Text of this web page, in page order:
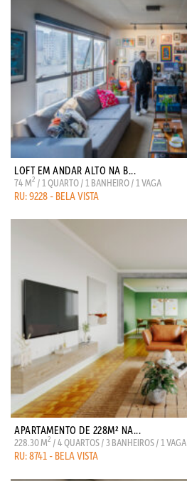
LOFT EM ANDAR ALTO NA B...
74 M2 / 1 QUARTO / 1 BANHEIRO / 1 VAGA
RU: 9228 - BELA VISTA
APARTAMENTO DE 228M² NA...
228.30 M2 / 4 QUARTOS / 3 BANHEIROS / 1 VAGA
RU: 8741 - BELA VISTA